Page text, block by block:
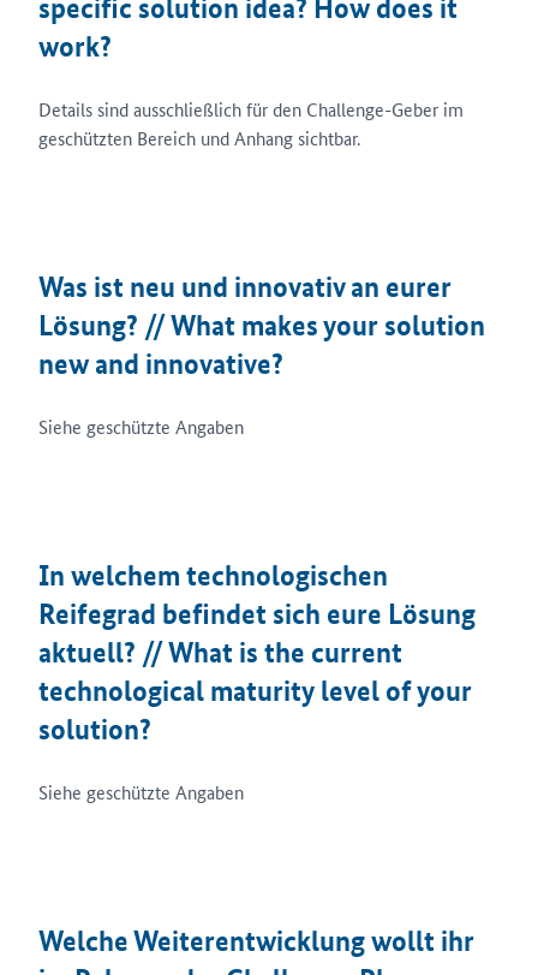
specific solution idea? How does it
work?
Details sind ausschließlich für den Challenge-Geber im
geschützten Bereich und Anhang sichtbar.
Was ist neu und innovativ an eurer
Lösung? // What makes your solution
new and innovative?
Siehe geschützte Angaben
In welchem technologischen
Reifegrad befindet sich eure Lösung
aktuell? // What is the current
technological maturity level of your
solution?
Siehe geschützte Angaben
Welche Weiterentwicklung wollt ihr